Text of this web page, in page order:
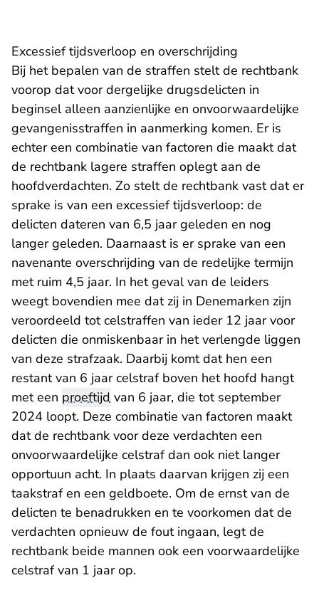
Excessief tijdsverloop en overschrijding
Bij het bepalen van de straffen stelt de rechtbank
voorop dat voor dergelijke drugsdelicten in
beginsel alleen aanzienlijke en onvoorwaardelijke
gevangenisstraffen in aanmerking komen. Er is
echter een combinatie van factoren die maakt dat
de rechtbank lagere straffen oplegt aan de
hoofdverdachten. Zo stelt de rechtbank vast dat er
sprake is van een excessief tijdsverloop: de
delicten dateren van 6,5 jaar geleden en nog
langer geleden. Daarnaast is er sprake van een
navenante overschrijding van de redelijke termijn
met ruim 4,5 jaar. In het geval van de leiders
weegt bovendien mee dat zij in Denemarken zijn
veroordeeld tot celstraffen van ieder 12 jaar voor
delicten die onmiskenbaar in het verlengde liggen
van deze strafzaak. Daarbij komt dat hen een
restant van 6 jaar celstraf boven het hoofd hangt
met een proeftijd van 6 jaar, die tot september
2024 loopt. Deze combinatie van factoren maakt
dat de rechtbank voor deze verdachten een
onvoorwaardelijke celstraf dan ook niet langer
opportuun acht. In plaats daarvan krijgen zij een
taakstraf en een geldboete. Om de ernst van de
delicten te benadrukken en te voorkomen dat de
verdachten opnieuw de fout ingaan, legt de
rechtbank beide mannen ook een voorwaardelijke
celstraf van 1 jaar op.